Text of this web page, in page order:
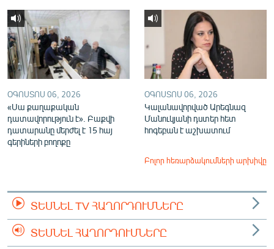
ՕԳՈՍՏՈՍ 06, 2026
«Սա քաղաքական
դատավորություն է». Բաքվի
դատարանը մերժել է 15 հայ
գերիների բողոքը
ՕԳՈՍՏՈՍ 06, 2026
Կալանավորված Արեգնազ
Մանուկյանի դստեր հետ
հոգեբան է աշխատում
Բոլոր հեռարձակումների արխիվը
ՏԵՍՆԵԼ TV ՀԱՂՈՐԴՈՒՄՆԵՐԸ
ՏԵՍՆԵԼ ՀԱՂՈՐԴՈՒՄՆԵՐԸ